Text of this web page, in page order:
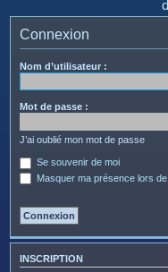
Connexion
Nom d’utilisateur :
Mot de passe :
J’ai oublié mon mot de passe
Se souvenir de moi
Masquer ma présence lors
INSCRIPTION